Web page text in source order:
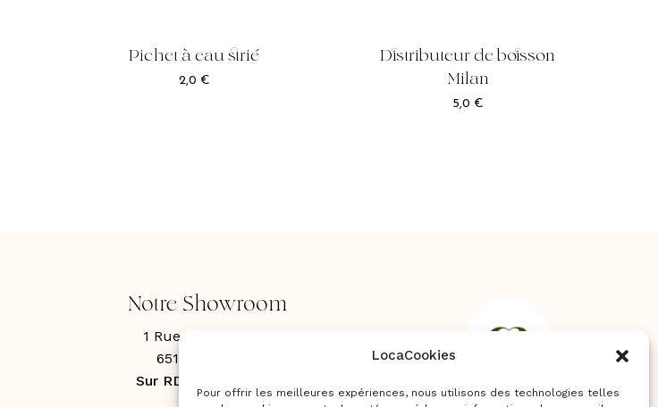
LocaCookies
Pour offrir les meilleures expériences, nous utilisons des technologies telles
Pichet à eau strié
2,0 €
Distributeur de boisson
Milan
5,0 €
Notre Showroom
1 Rue des Rochers,
65100 Lourdes
Sur RDV uniquement